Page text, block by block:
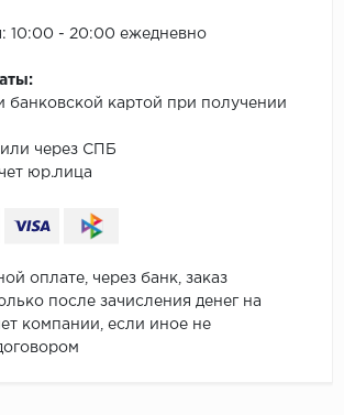
10:00 - 20:00 ежедневно
банковской картой при получении
через СПБ
юр.лица
оплате, через банк, заказ
после зачисления денег на
компании, если иное не